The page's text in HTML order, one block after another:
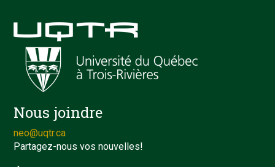
Nous joindre
neo@uqtr.ca
Partagez-nous vos nouvelles!